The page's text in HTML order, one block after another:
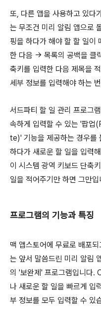
또, 다른 앱을 사용하고 있다
는 무조건 미리 알림 앱으로
핑을 하다가 해야 할 할 일이
한 다음 → 목록의 공백을 클
축키를 입력한 다음 제목을
세부 정보를 입력해야 하는
서드파티 할 일 관리 프로그
속하게 입력할 수 있는 '팝
te)' 기능을 제공하는 경우를
하다가 새로운 할 일을 입력
이 시스템 광역 키보드 단축
일을 적어주기만 하면 그만입
프로그램의 기능과 특징
맥 앱스토어에 무료로 배포
는 앞서 말씀드린 미리 알림
의 '보완제' 프로그램입니다.
나 새로운 할 일을 빠르게 입
부 정보를 모두 입력할 수 있